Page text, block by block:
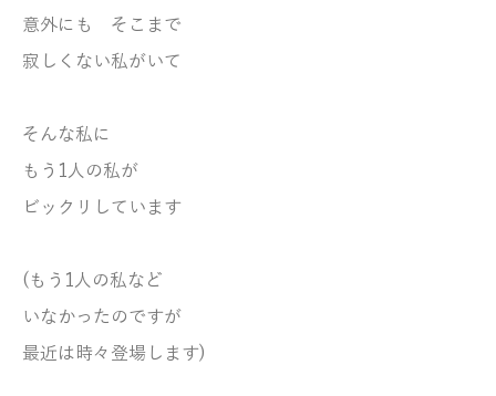
意外にも そこまで
寂しくない私がいて
そんな私に
もう1人の私が
ビックリしています
(もう1人の私など
いなかったのですが
最近は時々登場します)